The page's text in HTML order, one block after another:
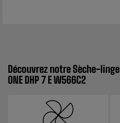
Découvrez notre Sèche-
ONE DHP 7 E W566C2